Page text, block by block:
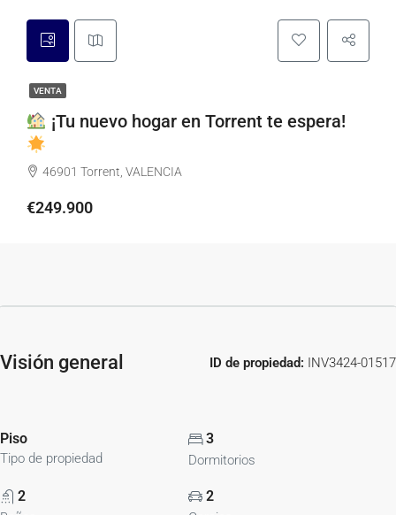
VENTA
¡Tu nuevo hogar en Torrent te espera!
46901 Torrent, VALENCIA
€249.900
Visión general ID de propiedad: INV3424-01517
Piso
Tipo de propiedad
3
Dormitorios
2 2